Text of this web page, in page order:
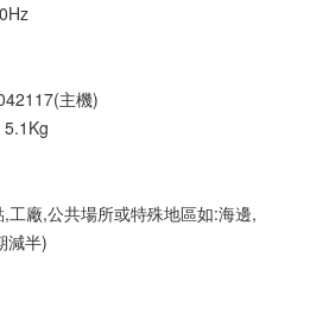
主機)
工廠,公共場所或特殊地區如:海邊,
減半)